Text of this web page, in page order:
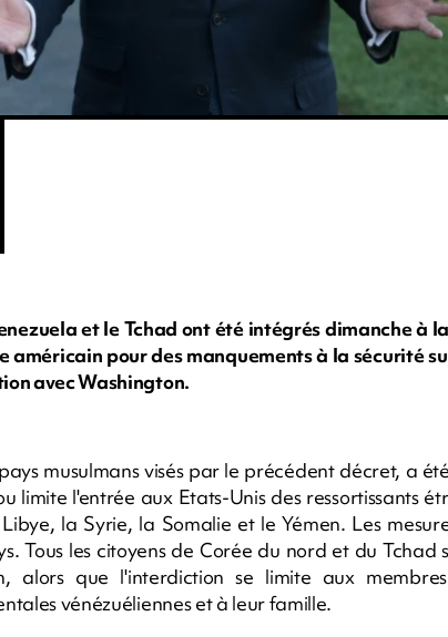
et le Tchad ont été intégrés dimanche à
pour des manquements à la sécurité
avec Washington.
musulmans visés par le précédent décret, a
limite l'entrée aux Etats-Unis des ressortissants
la Syrie, la Somalie et le Yémen. Les
Tous les citoyens de Corée du nord et du Tchad
alors que l'interdiction se limite aux
vénézuéliennes et à leur famille.